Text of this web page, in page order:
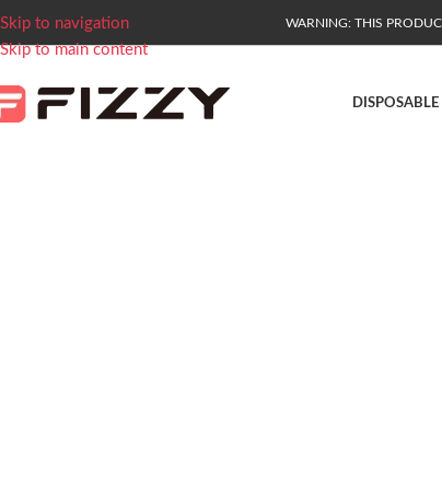
Skip to navigation
Skip to main content
WARNING: THIS
DISPOSABLE